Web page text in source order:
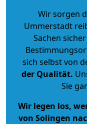
Wir sorgen
Ummerstadt
Sachen
sich selbst von
der Qualität.
Sie
Wir legen los,
von Solingen